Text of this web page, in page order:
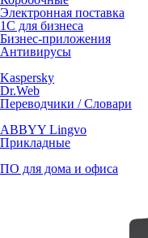
Электронная поставка
1С для бизнеса
Бизнес-приложения
Антивирусы
Kaspersky
Dr.Web
Переводчики / Словари
ABBYY Lingvo
Прикладные
ПО для дома и офиса